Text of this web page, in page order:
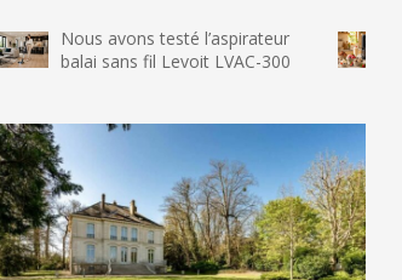
avons testé l’aspirateur
sans fil Levoit LVAC-300
Nous
glace